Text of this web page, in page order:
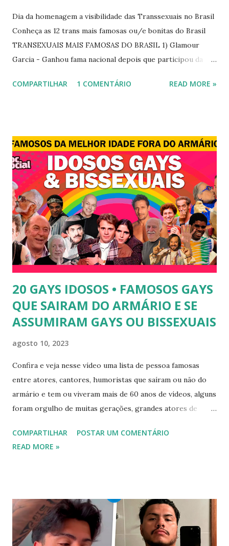
Dia da homenagem a visibilidade das Transsexuais no Brasil
Conheça as 12 trans mais famosas ou/e bonitas do Brasil
TRANSEXUAIS MAIS FAMOSAS DO BRASIL 1) Glamour
Garcia - Ganhou fama nacional depois que participou da
transexual, Britney. 2) Lea T é uma famosa modelo
disse, ainda, que realizou a cirurgia em busca de ser feliz, e
não para agradar a um homem. 3) Léo Aquilla - Apresenta o
programa "A Tarde é Sua", na Rede TV, ao lado de Sonia
Abrão. A loira também participou do reality show "A
Fazenda", exibido pela Record TV. 4) Thalita Zampirolli -
Thalita Zampirolli é modelo, atriz e empresária. A loira
alcançou a fama após ser apontada como affair do ex-
jogador Romário. 5) Ariadna Arantes - Ariadna Arantes
ficou nacionalmente conhecida após sua ...
COMPARTILHAR 1 COMENTÁRIO READ MORE »
20 GAYS IDOSOS • FAMOSOS GAYS
QUE SAIRAM DO ARMÁRIO E SE
ASSUMIRAM GAYS OU BISSEXUAIS
agosto 10, 2023
Confira e veja nesse vídeo uma lista de pessoa famosas
entre atores, cantores, humoristas que saíram ou não do
armário e tem ou viveram mais de 60 anos de vídeos, alguns
foram orgulho de muitas gerações, grandes atores de
foram gays, bissexuais ou algo mais. 20 GAYS IDOSOS •
FAMOSOS GAYS QUE SAIRAM DO ARMÁRIO E SE
00:04 Abertura do vídeo: 00:15 AVISO 00:18 Não é
recomendado “retirar alguém do armário”, sexualidade e
tempo é algo particular de cada indivíduo, cabendo somente
COMPARTILHAR
POSTAR UM COMENTÁRIO
READ MORE »